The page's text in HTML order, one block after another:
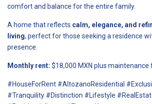
comfort and balance for the entire family.
A home that reflects calm, elegance, and
living, perfect for those seeking a residence
presence.
Monthly rent: $18,000 MXN plus maintenance
#HouseForRent #AltozanoResidential
#Tranquility #Distinction #Lifestyle